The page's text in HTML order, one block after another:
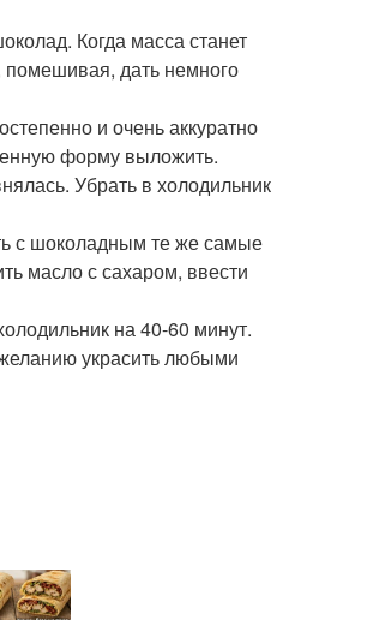
Когда масса станет
помешивая, дать немного
и очень аккуратно
форму выложить.
Убрать в холодильник
с шоколадным те же самые
масло с сахаром, ввести
на 40-60 минут.
украсить любыми